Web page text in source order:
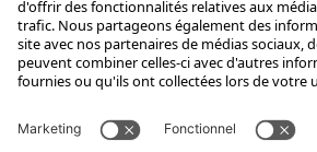
*Prix de vente conseillé, TVA incluse, plus
Rotax Bike Technology AG